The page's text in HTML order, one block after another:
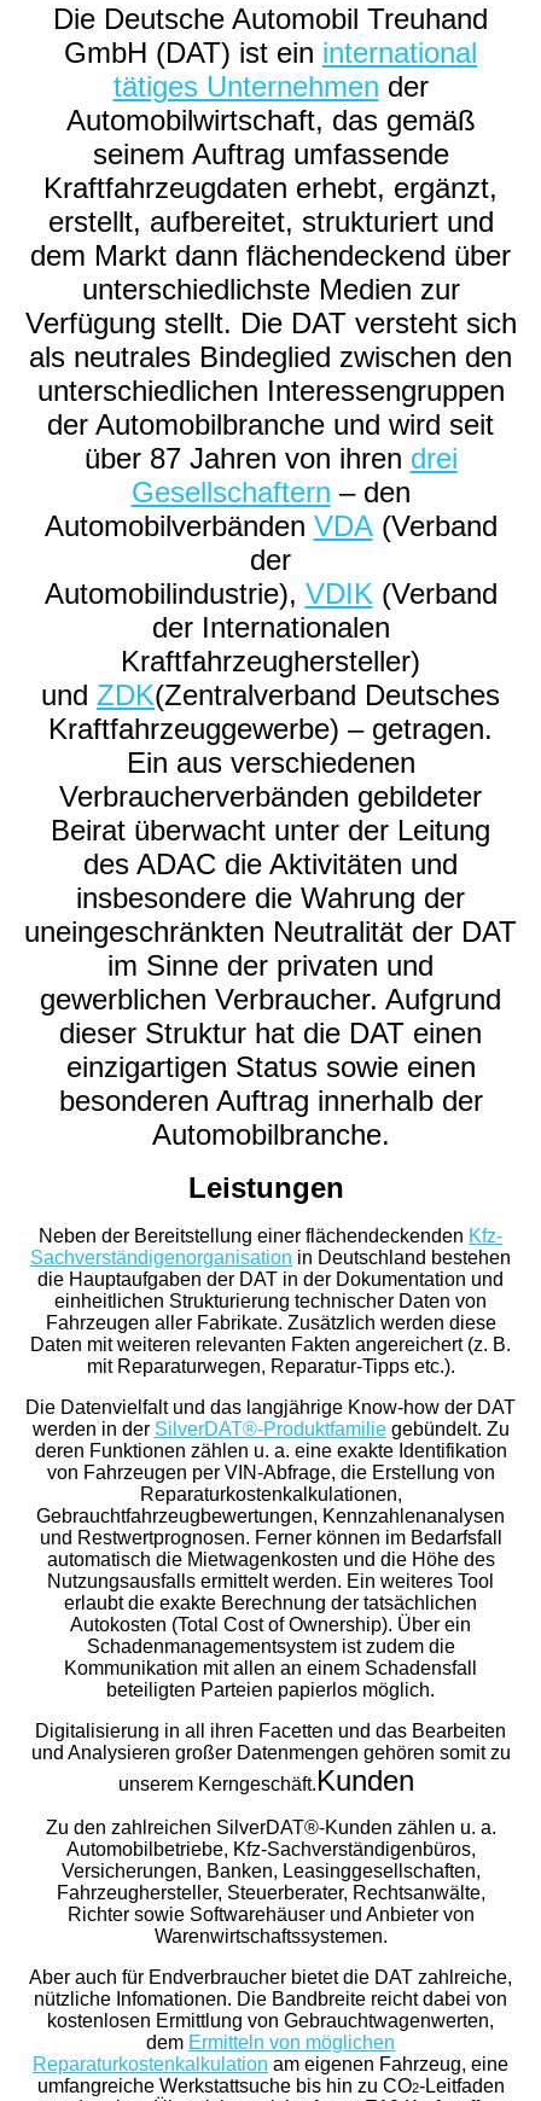
Die Deutsche Automobil Treuhand
GmbH (DAT) ist ein international
tätiges Unternehmen der
Automobilwirtschaft, das gemäß
seinem Auftrag umfassende
Kraftfahrzeugdaten erhebt, ergänzt,
erstellt, aufbereitet, strukturiert und
dem Markt dann flächendeckend über
unterschiedlichste Medien zur
Verfügung stellt. Die DAT versteht sich
als neutrales Bindeglied zwischen den
unterschiedlichen Interessengruppen
der Automobilbranche und wird seit
über 87 Jahren von ihren drei
Gesellschaftern – den
Automobilverbänden VDA(Verband
der
Automobilindustrie), VDIK (Verband
der Internationalen
Kraftfahrzeughersteller)
und ZDK(Zentralverband Deutsches
Kraftfahrzeuggewerbe) – getragen.
Ein aus verschiedenen
Verbraucherverbänden gebildeter
Beirat überwacht unter der Leitung
des ADAC die Aktivitäten und
insbesondere die Wahrung der
uneingeschränkten Neutralität der DAT
im Sinne der privaten und
gewerblichen Verbraucher. Aufgrund
dieser Struktur hat die DAT einen
einzigartigen Status sowie einen
besonderen Auftrag innerhalb der
Automobilbranche.
Leistungen
Neben der Bereitstellung einer flächendeckenden Kfz-
Sachverständigenorganisation in Deutschland bestehen
die Hauptaufgaben der DAT in der Dokumentation und
einheitlichen Strukturierung technischer Daten von
Fahrzeugen aller Fabrikate. Zusätzlich werden diese
Daten mit weiteren relevanten Fakten angereichert (z. B.
mit Reparaturwegen, Reparatur-Tipps etc.).
Die Datenvielfalt und das langjährige Know-how der DAT
werden in der SilverDAT®-Produktfamiliegebündelt. Zu
deren Funktionen zählen u. a. eine exakte Identifikation
von Fahrzeugen per VIN-Abfrage, die Erstellung von
Reparaturkostenkalkulationen,
Gebrauchtfahrzeugbewertungen, Kennzahlenanalysen
und Restwertprognosen. Ferner können im Bedarfsfall
automatisch die Mietwagenkosten und die Höhe des
Nutzungsausfalls ermittelt werden. Ein weiteres Tool
erlaubt die exakte Berechnung der tatsächlichen
Autokosten (Total Cost of Ownership). Über ein
Schadenmanagementsystem ist zudem die
Kommunikation mit allen an einem Schadensfall
beteiligten Parteien papierlos möglich.
Digitalisierung in all ihren Facetten und das Bearbeiten
und Analysieren großer Datenmengen gehören somit zu
unserem Kerngeschäft.Kunden
Zu den zahlreichen SilverDAT®-Kunden zählen u. a.
Automobilbetriebe, Kfz-Sachverständigenbüros,
Versicherungen, Banken, Leasinggesellschaften,
Fahrzeughersteller, Steuerberater, Rechtsanwälte,
Richter sowie Softwarehäuser und Anbieter von
Warenwirtschaftssystemen.
Aber auch für Endverbraucher bietet die DAT zahlreiche,
nützliche Infomationen. Die Bandbreite reicht dabei von
kostenlosen Ermittlung von Gebrauchtwagenwerten,
dem Ermitteln von möglichen
Reparaturkostenkalkulation am eigenen Fahrzeug, eine
umfangreiche Werkstattsuche bis hin zu CO2-Leitfaden